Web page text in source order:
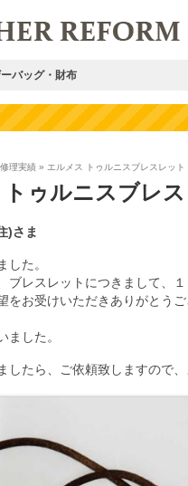
バッグ・財布
理実績 » エルメス トゥルニスブレスレッ
ゥルニスブレ
)さま
した。
ブレスレットにつきまして、１
をお受けいただきありがとう
ました。
したら、ご依頼致しますので